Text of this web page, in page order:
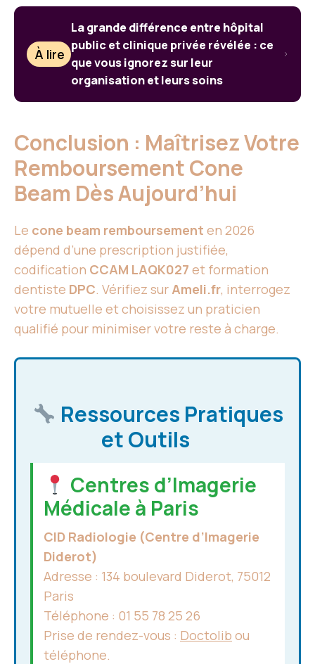
À lire
La grande différence entre hôpital
public et clinique privée révélée : ce
que vous ignorez sur leur
organisation et leurs soins
Conclusion : Maîtrisez Votre
Remboursement Cone
Beam Dès Aujourd’hui
Le cone beam remboursement en 2026
dépend d’une prescription justifiée,
codification CCAM LAQK027 et formation
dentiste DPC. Vérifiez sur Ameli.fr, interrogez
votre mutuelle et choisissez un praticien
qualifié pour minimiser votre reste à charge.
Ressources Pratiques
et Outils
Centres d’Imagerie
Médicale à Paris
CID Radiologie (Centre d’Imagerie
Diderot)
Adresse : 134 boulevard Diderot, 75012
Paris
Téléphone : 01 55 78 25 26
Prise de rendez-vous : Doctolib ou
téléphone.